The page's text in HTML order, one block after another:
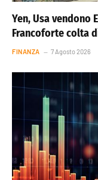
Yen, Usa vendono
Francoforte colta
FINANZA 7 Agosto 2026